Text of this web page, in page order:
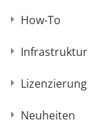
How-To
Infrastruktur
Lizenzierung
Neuheiten